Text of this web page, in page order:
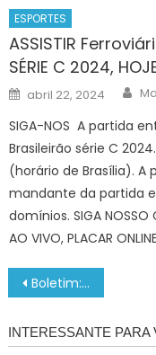
ESPORTES
ASSISTIR
SÉRIE C 2024,
Posted
on
abril 22, 2024
SIGA-NOS A partida
Brasileirão série C
(horário de Brasília). A
mandante da partida
domínios. SIGA NOSSO
AO VIVO, PLACAR
Navegação
de
Post
Boletim: situação e ações de apoio no Litoral Norte (23/2 – 13h) | Governo do Estado de São Paulo